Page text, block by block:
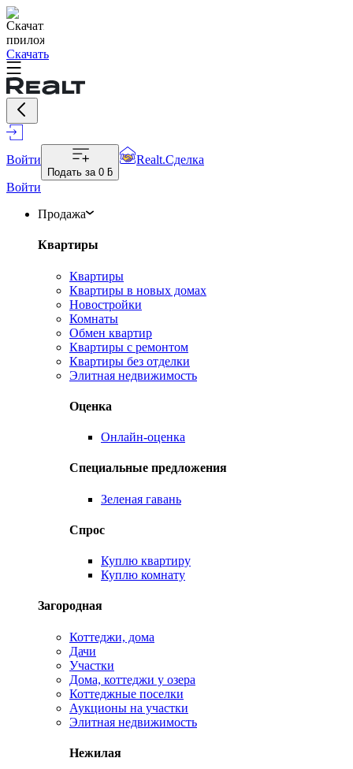
Скачать
Войти
Подать за 0 ƃ
Realt.Сделка
Войти
Продажа
Квартиры
Квартиры
Квартиры в новых домах
Новостройки
Комнаты
Обмен квартир
Квартиры с ремонтом
Квартиры без отделки
Элитная недвижимость
Оценка
Онлайн-оценка
Специальные предложения
Зеленая гавань
Спрос
Куплю квартиру
Куплю комнату
Загородная
Коттеджи, дома
Дачи
Участки
Дома, коттеджи у озера
Коттеджные поселки
Аукционы на участки
Элитная недвижимость
Нежилая